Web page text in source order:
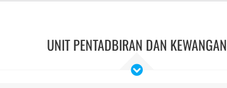
UNIT PENTADBIRAN DAN KEWANGAN